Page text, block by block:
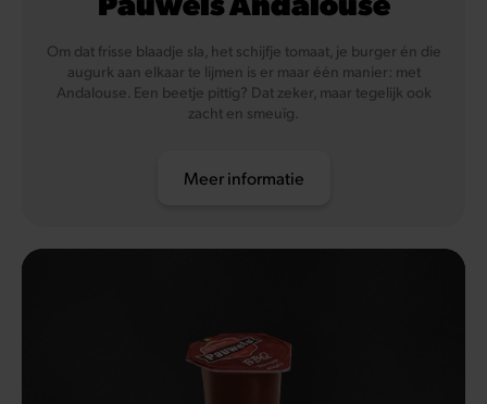
Om dat frisse blaadje sla, het schijfje tomaat, je burger én die
augurk aan elkaar te lijmen is er maar één manier: met
Andalouse. Een beetje pittig? Dat zeker, maar tegelijk ook
zacht en smeuïg.
Meer informatie